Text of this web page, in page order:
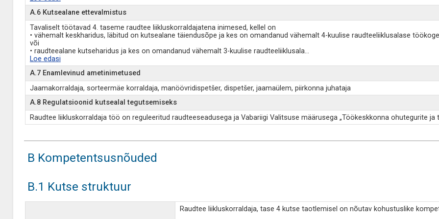
A.6 Kutsealane ettevalmistus
Tavaliselt töötavad 4. taseme raudtee liikluskorraldajatena inimesed, kellel on
• vähemalt keskharidus, läbitud on kutsealane täiendusõpe ja kes on omandanud vähemalt 4-kuulise raudteeliiklusalase
või
• raudteealane kutseharidus ja kes on omandanud vähemalt 3-kuulise raudteeliiklusala...
Loe edasi
A.7 Enamlevinud ametinimetused
Jaamakorraldaja, sorteermäe korraldaja, manöövridispetšer, dispetšer, jaamaülem, piirkonna juhataja
A.8 Regulatsioonid kutsealal tegutsemiseks
Raudtee liikluskorraldaja töö on reguleeritud raudteeseadusega ja Vabariigi Valitsuse määrusega „Töökeskkonna ohutegurite
B Kompetentsusnõuded
B.1 Kutse struktuur
Raudtee liikluskorraldaja, tase 4 kutse taotlemisel on nõutav kohustuslike